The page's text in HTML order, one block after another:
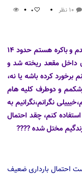
10 نظر 0
سلام خسته نباشید، ببخشید من تو دوران عقدم و باکره هستم حدود ۱۴
داخل مقعد ریخته شد و
برخورد کرده باشه یا نه،
زیرشکمم و دوطرف کلیه هام
نگرانم،نگرانیم به
کنم، چقد احتمال
مختل شده ????
احتمال بارداری ضعیف